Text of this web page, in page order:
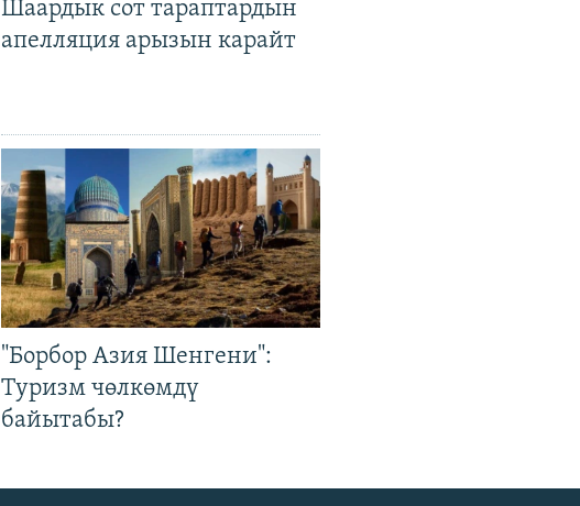
Шаардык сот тараптардын
апелляция арызын карайт
"Борбор Азия Шенгени":
Туризм чөлкөмдү
байытабы?